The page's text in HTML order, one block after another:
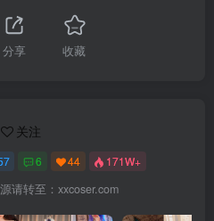
分享 收藏
关注
6 44 171W+
请转至：xxcoser.com